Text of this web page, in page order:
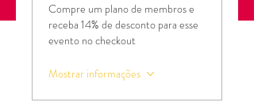
Compre um plano de membros e
receba 14% de desconto para esse
evento no checkout
Mostrar informações